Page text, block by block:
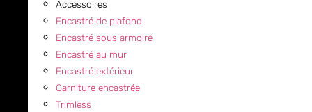
Accessoires
Encastré de plafond
Encastré sous armoire
Encastré au mur
Encastré extérieur
Garniture encastrée
Trimless